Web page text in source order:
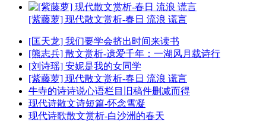
[紫藤萝] 现代散文赏析-春日 流浪 谎言
[匡天龙] 我们要学会挤出时间来读书
[熊志兵] 散文赏析-遗爱千年：一湖风月载诗行
[刘诗瑶] 安妮是我的女同学
[紫藤萝] 现代散文赏析-春日 流浪 谎言
牛寺的诗诗说心语栏目旧稿件删减而得
现代诗散文诗短篇-怀念雪凝
现代诗歌散文赏析-白沙洲的春天